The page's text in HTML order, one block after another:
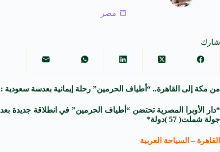
مصر
شارك
من مكة إلى القاهرة.. “أطياف الحرمين” رحلة إيمانية بعدسة سعودية :
*دار الأوبرا المصرية تحتضن “أطياف الحرمين” في انطلاقة جديدة بعد
جولة شملت( 57 )دولة*
القاهرة – السياحة العربية